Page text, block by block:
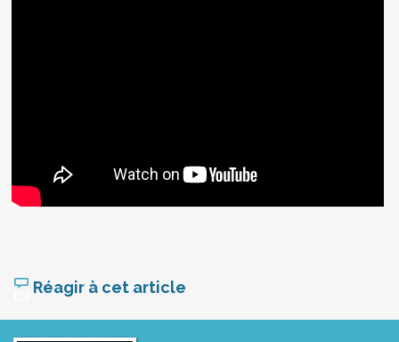
Réagir à cet article